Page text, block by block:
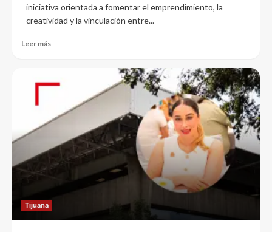
iniciativa orientada a fomentar el emprendimiento, la
creatividad y la vinculación entre...
Leer más
Tijuana